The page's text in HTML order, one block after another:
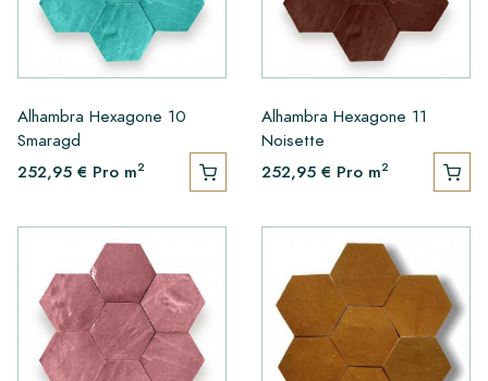
Alhambra Hexagone 10
Smaragd
252,95 € Pro m2
Alhambra Hexagone 11
Noisette
252,95 € Pro m2